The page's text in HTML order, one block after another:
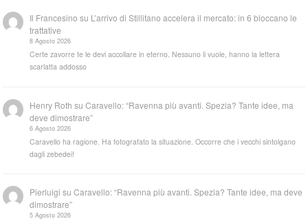
Il Francesino su L’arrivo di Stillitano accelera il mercato: in 6 bloccano le
trattative
8 Agosto 2026
Certe zavorre te le devi accollare in eterno. Nessuno li vuole, hanno la lettera
scarlatta addosso
Henry Roth suCaravello: “Ravenna più avanti. Spezia? Tante idee, ma
deve dimostrare”
6 Agosto 2026
Caravello ha ragione. Ha fotografato la situazione. Occorre che i vecchi sintolgano
dagli zebedei!
Pierluigi suCaravello: “Ravenna più avanti. Spezia? Tante idee, ma deve
dimostrare”
5 Agosto 2026